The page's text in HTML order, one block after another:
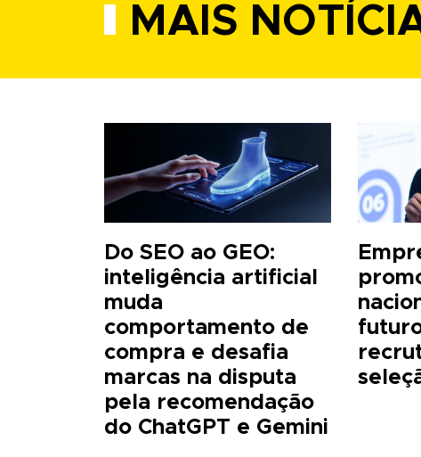
MAIS
Do SEO ao GEO:
inteligência artificial
muda
comportamento de
compra e desafia
marcas na disputa
pela recomendação
do ChatGPT e Gemini